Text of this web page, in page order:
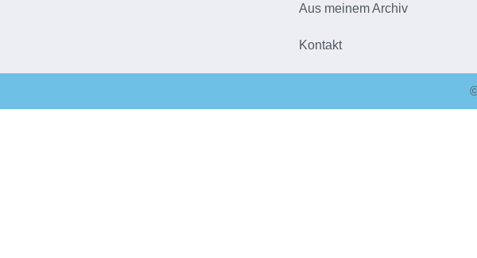
Aus meinem Archiv
Kontakt